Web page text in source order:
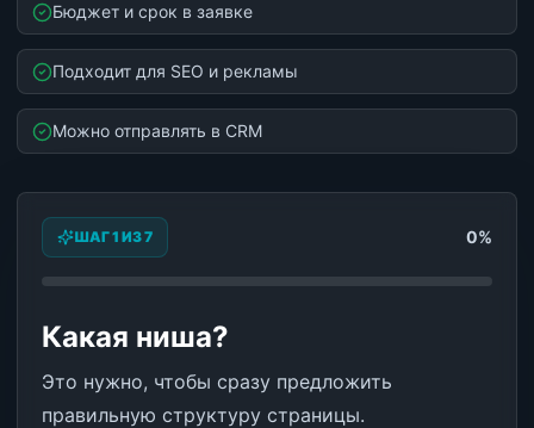
Бюджет и срок в заявке
Подходит для SEO и рекламы
Можно отправлять в CRM
ШАГ 1 ИЗ 7 0%
Какая ниша?
Это нужно, чтобы сразу предложить
правильную структуру страницы.